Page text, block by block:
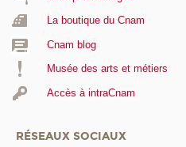
La boutique du Cnam
Cnam blog
Musée des arts et métiers
Accès à intraCnam
RÉSEAUX SOCIAUX